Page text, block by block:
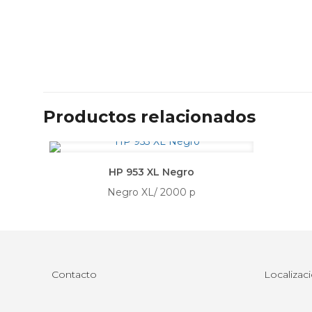
Productos relacionados
HP 953 XL Negro
Negro XL/ 2000 p
Contacto